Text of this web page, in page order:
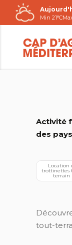
Passer
au
contenu
Min 21°C
Activité
des
trottinettes
terrain
tout-